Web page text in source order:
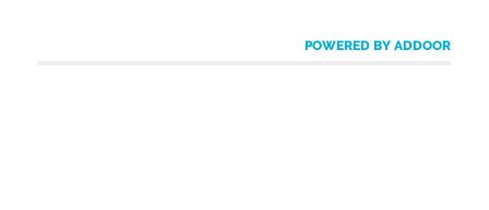
POWERED BY ADDOOR